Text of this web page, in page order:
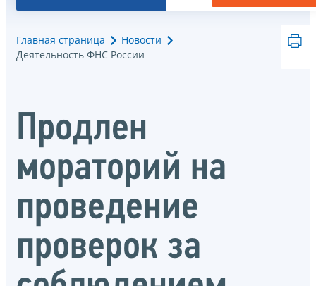
Главная страница
Новости
Деятельность ФНС России
Продлен
мораторий на
проведение
проверок за